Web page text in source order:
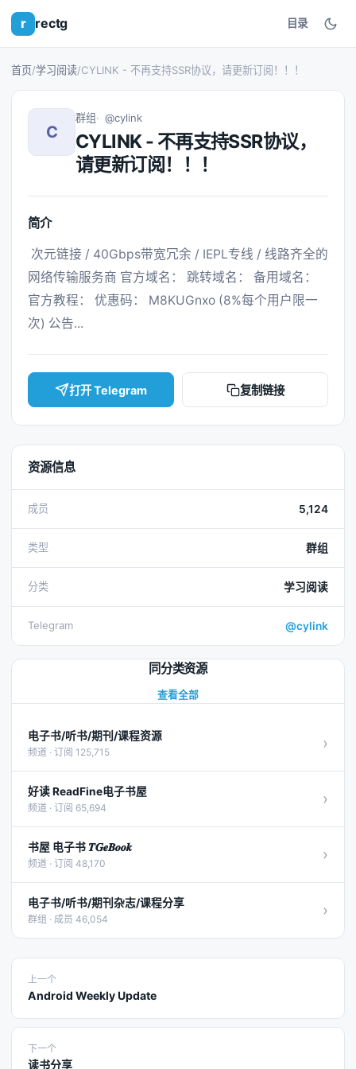
r rectg 目录
首页/学习阅读/CYLINK - 不再支持SSR协议，请更新订阅！！！
C
群组 @cylink
CYLINK - 不再支持SSR协议，
请更新订阅！！！
简介
网络传输服务商 官方域名： 跳转域名： 备用域名：
官方教程： 优惠码： M8KUGnxo (8%每个用户限一
次) 公告...
打开 Telegram 复制链接
资源信息
成员 5,124
类型 群组
分类 学习阅读
Telegram @cylink
同分类资源
查看全部
电子书/听书/期刊/课程资源
频道 · 订阅 125,715 ›
好读 ReadFine电子书屋
频道 · 订阅 65,694 ›
书屋 电子书 𝑻𝑮𝒆𝑩𝒐𝒐𝒌
频道 · 订阅 48,170 ›
电子书/听书/期刊杂志/课程分享
群组 · 成员 46,054 ›
上一个
Android Weekly Update
下一个
读书分享